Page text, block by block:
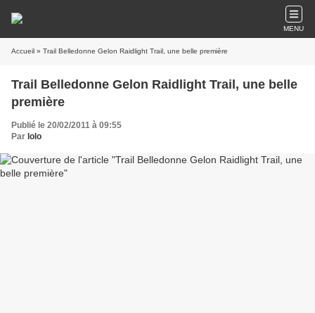
MENU
Accueil » Trail Belledonne Gelon Raidlight Trail, une belle première
Trail Belledonne Gelon Raidlight Trail, une belle
première
Publié le 20/02/2011 à 09:55
Par lolo